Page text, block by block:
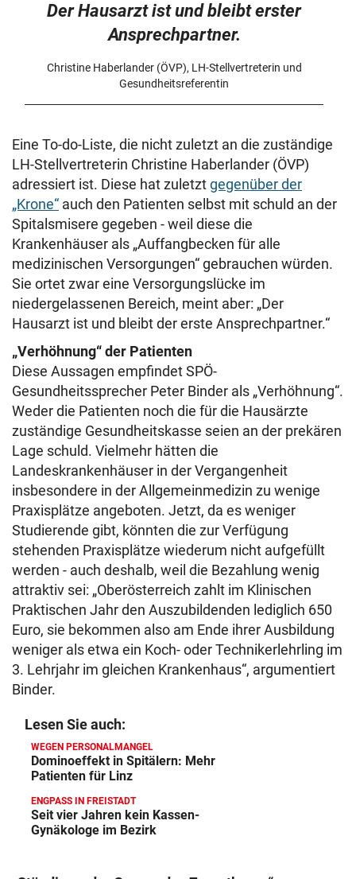
Der Hausarzt ist und bleibt erster
Ansprechpartner.
Christine Haberlander (ÖVP), LH-Stellvertreterin und
Gesundheitsreferentin
Eine To-do-Liste, die nicht zuletzt an die zuständige
LH-Stellvertreterin Christine Haberlander (ÖVP)
adressiert ist. Diese hat zuletztgegenüber der
„Krone“ auch den Patienten selbst mit schuld an der
Spitalsmisere gegeben - weil diese die
Krankenhäuser als „Auffangbecken für alle
medizinischen Versorgungen“ gebrauchen würden.
Sie ortet zwar eine Versorgungslücke im
niedergelassenen Bereich, meint aber: „Der
Hausarzt ist und bleibt der erste Ansprechpartner.“
„Verhöhnung“ der Patienten
Diese Aussagen empfindet SPÖ-
Gesundheitssprecher Peter Binder als „Verhöhnung“.
Weder die Patienten noch die für die Hausärzte
zuständige Gesundheitskasse seien an der prekären
Lage schuld. Vielmehr hätten die
Landeskrankenhäuser in der Vergangenheit
insbesondere in der Allgemeinmedizin zu wenige
Praxisplätze angeboten. Jetzt, da es weniger
Studierende gibt, könnten die zur Verfügung
stehenden Praxisplätze wiederum nicht aufgefüllt
werden - auch deshalb, weil die Bezahlung wenig
attraktiv sei: „Oberösterreich zahlt im Klinischen
Praktischen Jahr den Auszubildenden lediglich 650
Euro, sie bekommen also am Ende ihrer Ausbildung
weniger als etwa ein Koch- oder Technikerlehrling im
3. Lehrjahr im gleichen Krankenhaus“, argumentiert
Binder.
Lesen Sie auch:
WEGEN PERSONALMANGEL
Dominoeffekt in Spitälern: Mehr
Patienten für Linz
ENGPASS IN FREISTADT
Seit vier Jahren kein Kassen-
Gynäkologe im Bezirk